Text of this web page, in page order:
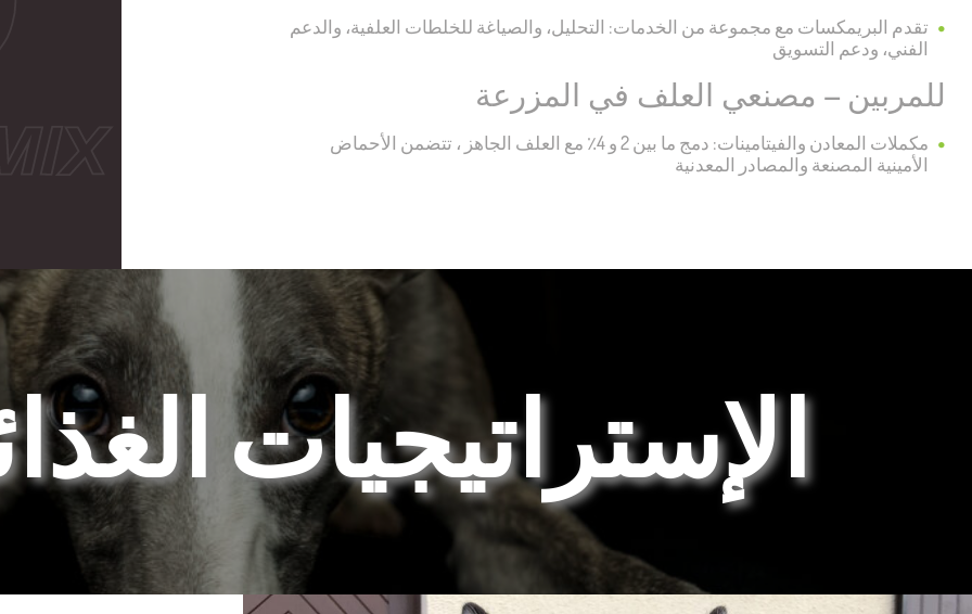
تقدم البريمكسات مع مجموعة من الخدمات: التحليل، والصياغة للخلطات العلفية، والدعم
الفني، ودعم التسويق
للمربين – مصنعي العلف في المزرعة
مكملات المعادن والفيتامينات: دمج ما بين 2 و 4٪ مع العلف الجاهز ، تتضمن الأحماض
الأمينية المصنعة والمصادر المعدنية
الإستراتيجيات